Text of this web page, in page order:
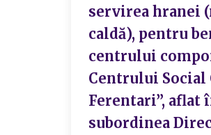
servirea hranei
caldă), pentru
centrului
Centrului Social
Ferentari”, aflat
subordinea